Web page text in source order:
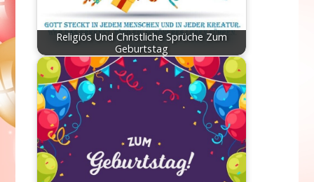
Religiös Und Christliche Sprüche Zum
Geburtstag